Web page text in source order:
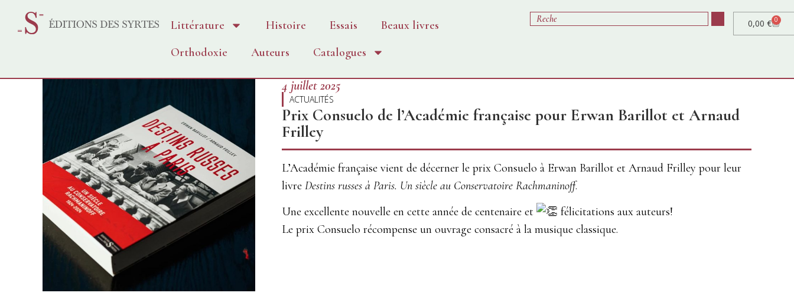
Littérature Histoire Essais
Beaux livres
Orthodoxie
Auteurs Catalogues
0,00€ 0
4 juillet 2025
ACTUALITÉS
Prix Consuelo de l’Académie française pour Erwan Barillot et Arnaud
Frilley
L’Académie française vient de décerner le prix Consuelo à Erwan Barillot et Arnaud Frilley pour leur
livre Destins russes à Paris. Un siècle au Conservatoire Rachmaninoff.
Une excellente nouvelle en cette année de centenaire et
félicitations aux auteurs!
Le prix Consuelo récompense un ouvrage consacré à la musique classique.